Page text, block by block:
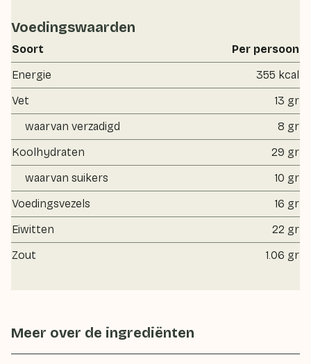
Voedingswaarden
Soort
Per persoon
Energie
355 kcal
Vet
13 gr
waarvan verzadigd
8 gr
Koolhydraten
29 gr
waarvan suikers
10 gr
Voedingsvezels
16 gr
Eiwitten
22 gr
Zout
1.06 gr
Meer over de ingrediënten